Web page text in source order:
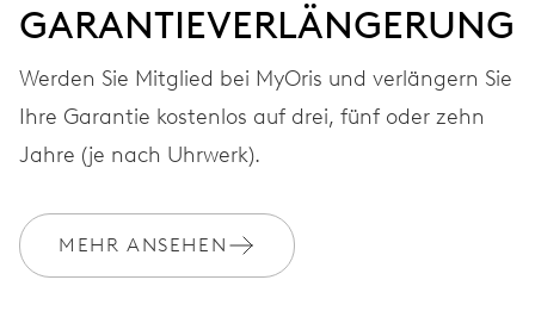
ARMBAND Leder
EXTRAS
Geschenkbox aus Holz,
limitiert auf 250 Stück
GARANTIEVERLÄNGERUNG
Werden Sie Mitglied bei MyOris und verlängern Sie
Ihre Garantie kostenlos auf drei, fünf oder zehn
Jahre (je nach Uhrwerk).
MEHR ANSEHEN